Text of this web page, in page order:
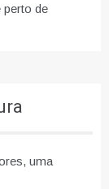
perto de
uma